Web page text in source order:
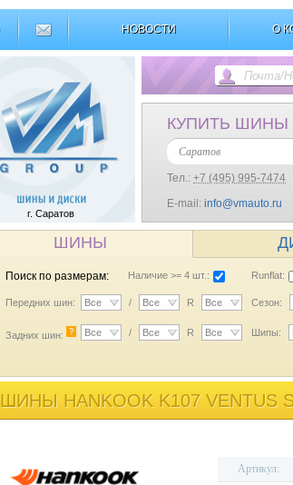
НОВОСТИ О
г. Саратов
КУПИТЬ ШИНЫ
Саратов
Тел.: +7 (495) 995-7474
E-mail: info@vmauto.ru
ШИНЫ
Поиск по размерам: Наличие >= 4 шт.: Runflat:
Передних шин: Все / Все R Все Сезон:
Задних шин: ? Все / Все R Все Шипы:
ШИНЫ HANKOOK K107 VENTUS
Артикул: